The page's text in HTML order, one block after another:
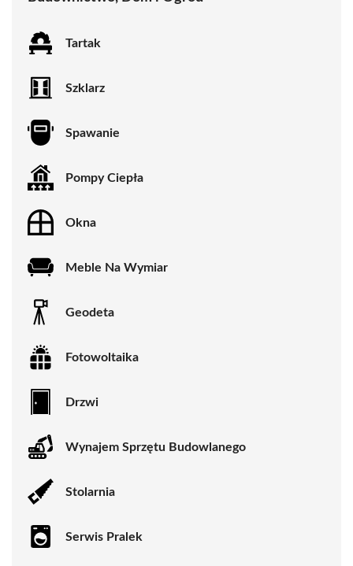
Tartak
Szklarz
Spawanie
Pompy Ciepła
Okna
Meble Na Wymiar
Geodeta
Fotowoltaika
Drzwi
Wynajem Sprzętu Budowlanego
Stolarnia
Serwis Pralek